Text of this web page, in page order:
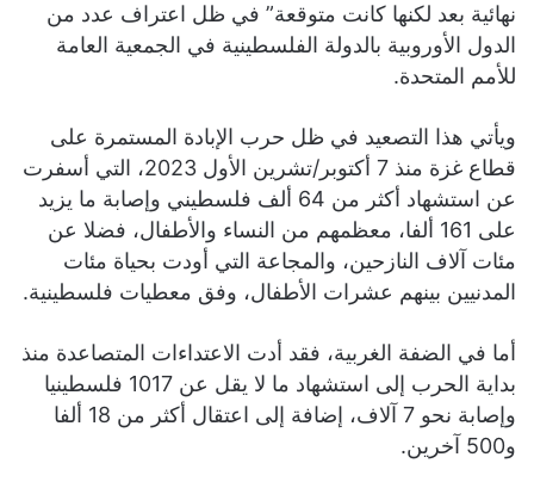
نهائية بعد لكنها كانت متوقعة” في ظل اعتراف عدد من
الدول الأوروبية بالدولة الفلسطينية في الجمعية العامة
للأمم المتحدة.
ويأتي هذا التصعيد في ظل حرب الإبادة المستمرة على
قطاع غزة منذ 7 أكتوبر/تشرين الأول 2023، التي أسفرت
عن استشهاد أكثر من 64 ألف فلسطيني وإصابة ما يزيد
على 161 ألفا، معظمهم من النساء والأطفال، فضلا عن
مئات آلاف النازحين، والمجاعة التي أودت بحياة مئات
المدنيين بينهم عشرات الأطفال، وفق معطيات فلسطينية.
أما في الضفة الغربية، فقد أدت الاعتداءات المتصاعدة منذ
بداية الحرب إلى استشهاد ما لا يقل عن 1017 فلسطينيا
وإصابة نحو 7 آلاف، إضافة إلى اعتقال أكثر من 18 ألفا
و500 آخرين.